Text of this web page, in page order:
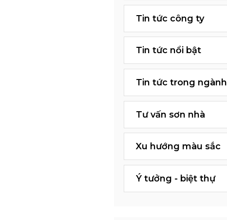
Tin tức công ty
Tin tức nổi bật
Tin tức trong ngành
Tư vấn sơn nhà
Xu hướng màu sắc
Ý tưởng - biệt thự